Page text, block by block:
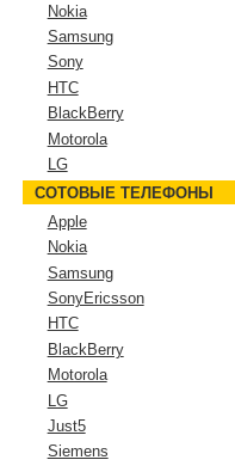
Nokia
Samsung
Sony
HTC
BlackBerry
Motorola
LG
СОТОВЫЕ ТЕЛЕФОНЫ
Apple
Nokia
Samsung
SonyEricsson
HTC
BlackBerry
Motorola
LG
Just5
Siemens